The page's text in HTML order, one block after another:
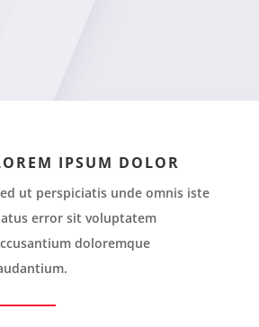
IPSUM DOLOR
ut perspiciatis unde omnis iste
error sit voluptatem
doloremque